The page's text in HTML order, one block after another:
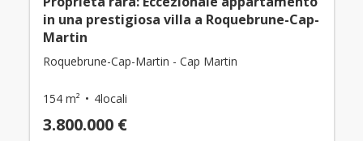
in una prestigiosa villa a Roquebrune-Cap-
Martin
Roquebrune-Cap-Martin - Cap Martin
154 m² 4locali
3.800.000 €